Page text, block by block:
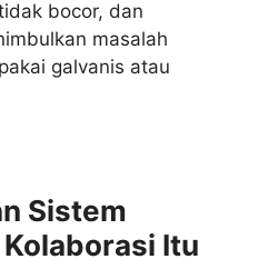
bocor, dan
masalah
galvanis atau
Sistem
Itu